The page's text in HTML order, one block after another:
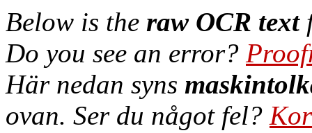
Below is the raw OCR text
Do you see an error?
Här nedan syns
ovan. Ser du något fel?